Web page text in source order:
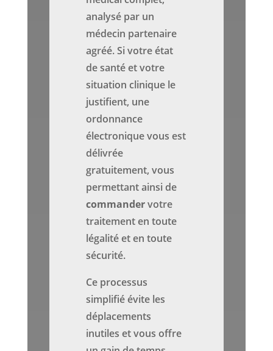
analysé par un
médecin partenaire
agréé. Si votre état
de santé et votre
situation clinique le
justifient, une
ordonnance
électronique vous est
délivrée
gratuitement, vous
permettant ainsi de
commandervotre
traitement en toute
légalité et en toute
sécurité.
Ce processus
simplifié évite les
déplacements
inutiles et vous offre